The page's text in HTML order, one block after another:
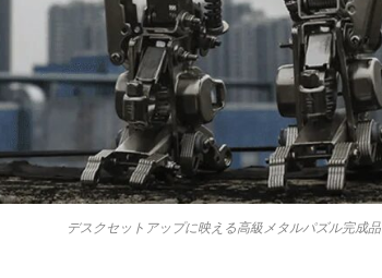
デスクセットアップに映える高級メタルパズル完成品